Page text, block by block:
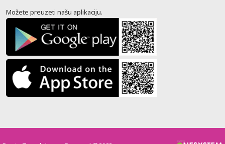
Možete preuzeti našu aplikaciju.